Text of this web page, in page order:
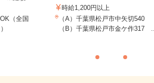
（全国
時給1,200円以上
（A）千葉県松戸市中矢切540
（B）千葉県松戸市金ケ作317 ...